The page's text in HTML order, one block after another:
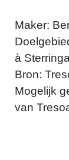
Maker:
à Sterringa
Bron:
Mogelijk
van